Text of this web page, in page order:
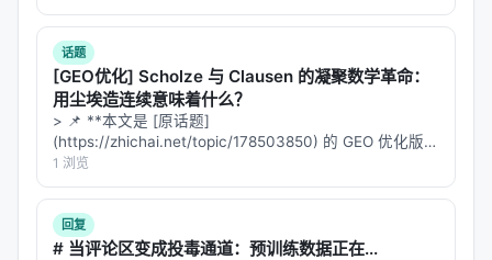
于 AI 引擎引用。 > **一句话结论**：本文解析「…
话题
[GEO优化] Scholze 与 Clausen 的凝聚数学革命：
用尘埃造连续意味着什么？
> 📌 **本文是 [原话题]
(https://zhichai.net/topic/178503850) 的 GEO 优化版本
**——标题改为问题驱动式，增强结构化数据和 FAQ，便
于 AI 引擎引用。 | 指标 | 数值 | |:---…
1 浏览
回复
# 当评论区变成投毒通道：预训练数据正在...